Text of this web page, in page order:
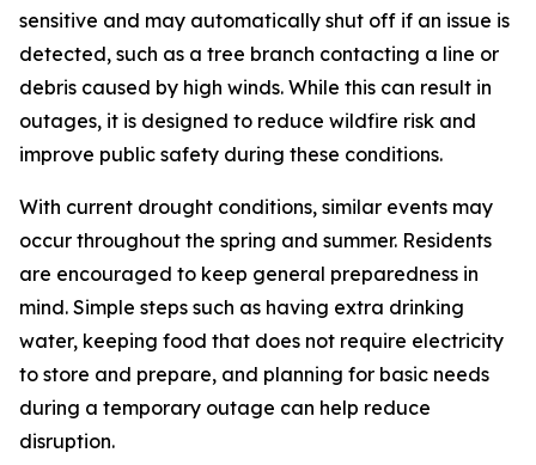
sensitive and may automatically shut off if an issue is
detected, such as a tree branch contacting a line or
debris caused by high winds. While this can result in
outages, it is designed to reduce wildfire risk and
improve public safety during these conditions.
With current drought conditions, similar events may
occur throughout the spring and summer. Residents
are encouraged to keep general preparedness in
mind. Simple steps such as having extra drinking
water, keeping food that does not require electricity
to store and prepare, and planning for basic needs
during a temporary outage can help reduce
disruption.